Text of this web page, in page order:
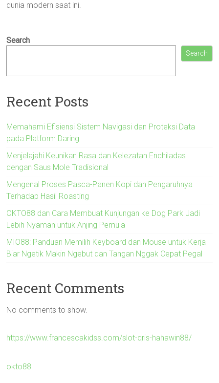
dunia modern saat ini.
Search
Search
Recent Posts
Memahami Efisiensi Sistem Navigasi dan Proteksi Data
pada Platform Daring
Menjelajahi Keunikan Rasa dan Kelezatan Enchiladas
dengan Saus Mole Tradisional
Mengenal Proses Pasca-Panen Kopi dan Pengaruhnya
Terhadap Hasil Roasting
OKTO88 dan Cara Membuat Kunjungan ke Dog Park Jadi
Lebih Nyaman untuk Anjing Pemula
MIO88: Panduan Memilih Keyboard dan Mouse untuk Kerja
Biar Ngetik Makin Ngebut dan Tangan Nggak Cepat Pegal
Recent Comments
No comments to show.
https://www.francescakidss.com/slot-qris-hahawin88/
okto88